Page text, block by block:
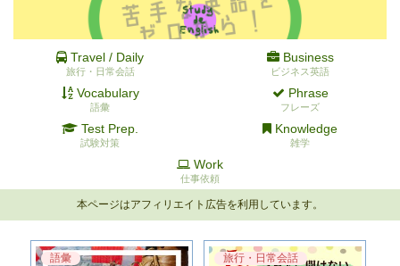
Travel / Daily
旅行・日常会話
Business
ビジネス英語
Vocabulary
語彙
Phrase
フレーズ
Test Prep.
試験対策
Knowledge
雑学
Work
仕事依頼
本ページはアフィリエイト広告を利用しています。
語彙 旅行・日常会話